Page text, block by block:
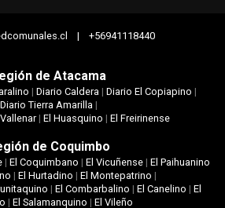
| +56941118440
de Atacama
| Diario Caldera| Diario El Copiapino |
Diario Tierra Amarilla|
| El Huasquino | El Freirinense
de Coquimbo
| El Coquimbano | El Vicuñense| El Paihuanino
| El Hurtadino | El Montepatrino |
|El Combarbalino |El Canelino |El
| El Salamanquino | El Vileño